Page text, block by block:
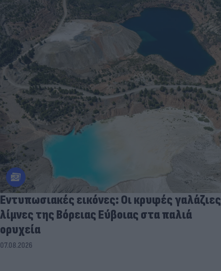
Εντυπωσιακές εικόνες: Οι κρυφές γαλάζιες
λίμνες της Βόρειας Εύβοιας στα παλιά
ορυχεία
07.08.2026